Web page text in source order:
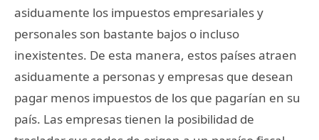
asiduamente los impuestos empresariales y
personales son bastante bajos o incluso
inexistentes. De esta manera, estos países atraen
asiduamente a personas y empresas que desean
pagar menos impuestos de los que pagarían en su
país. Las empresas tienen la posibilidad de